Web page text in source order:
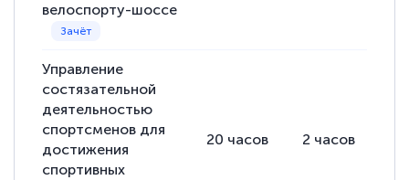
велоспорту-шоссе
Управление
состязательной
деятельностью
спортсменов для
достижения
спортивных
20 часов 2 часов